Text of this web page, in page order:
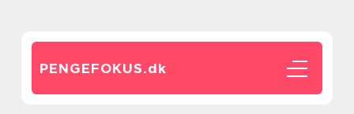
PENGEFOKUS.dk